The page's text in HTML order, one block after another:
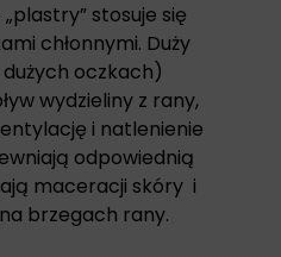
stosuje się
chłonnymi. Duży
oczkach)
wydzieliny z rany,
i natlenienie
odpowiednią
maceracji skóry i
brzegach rany.